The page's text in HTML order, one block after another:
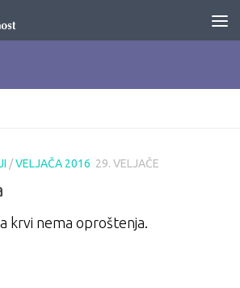
/VELJAČA 2016 29. VELJAČE
krvi nema oproštenja.